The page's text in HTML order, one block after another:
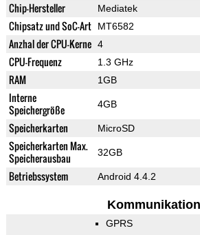
Chip-Hersteller Mediatek
Chipsatz und SoC-Art MT6582
Anzhal der CPU-Kerne 4
CPU-Frequenz 1.3 GHz
RAM 1GB
Interne
Speichergröße
4GB
Speicherkarten MicroSD
Speicherkarten Max.
Speicherausbau
32GB
Betriebssystem Android 4.4.2
Kommunikation
GPRS